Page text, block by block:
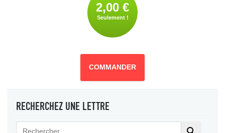
2,00 €
Seulement !
COMMANDER
RECHERCHEZ UNE LETTRE